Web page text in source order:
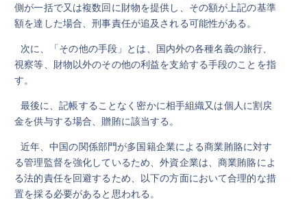
側が一括で又は複数回に財物を提供し、その額が上記の基準
額を達した場合、刑事責任が追及される可能性がある。
次に、「その他の手段」とは、国内外の各種名義の旅行、
視察等、財物以外のその他の利益を支給する手段のことを指
す。
最後に、記帳することなく密かに相手組織又は個人に割戻
金を供与する場合、贈賄に該当する。
近年、中国の関係部門が多国籍企業による商業賄賂に対す
る管理監督を強化しているため、外資企業は、商業賄賂によ
る法的責任を回避するため、以下の方面において合理的な措
置を採る必要があると思われる。